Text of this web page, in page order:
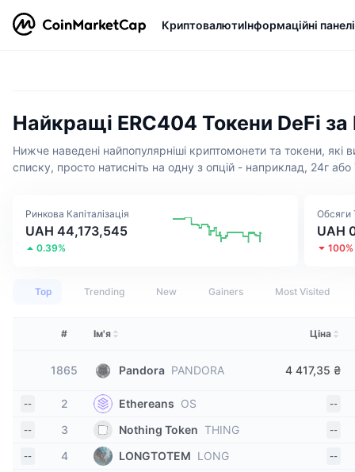
КриптовалютиІнформаційні панелі
Найкращі ERC404 Токени DeFi за
Нижче наведені найпопулярніші криптомонети та токени, які
списку, просто натисніть на одну з опцій - наприклад, 24г
Ринкова Капіталізація
UAH 44,173,545
0.39%
Обсяги
UAH
100%
Top Trending New Gainers Most Visited
# Ім'я Ціна
1865 Pandora PANDORA 4 417,35 ₴
-- 2 Ethereans OS --
-- 3 Nothing Token THING --
-- 4 LONGTOTEM LONG --